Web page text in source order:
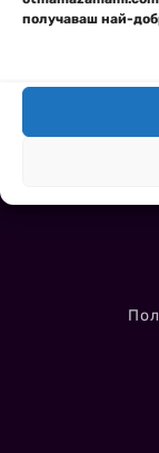
получаваш най-